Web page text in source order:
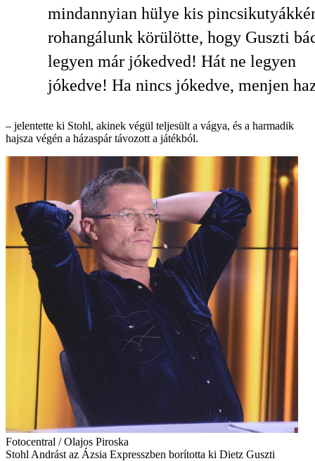
mindannyian hülye kis
rohangálunk körülötte, hogy Guszti
legyen már jókedved! Hát ne legyen
jókedve! Ha nincs jókedve, menjen
– jelentette ki Stohl, akinek végül teljesült a vágya, és a harmadik
hajsza végén a házaspár távozott a játékból.
Fotocentral / Olajos Piroska
Stohl Andrást az Ázsia Expresszben borította ki Dietz Guszti